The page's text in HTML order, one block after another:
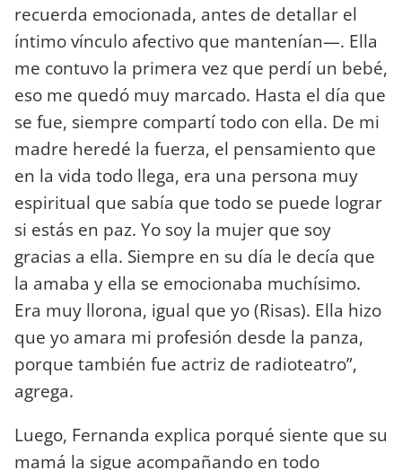
recuerda emocionada, antes de detallar el
íntimo vínculo afectivo que mantenían—. Ella
me contuvo la primera vez que perdí un bebé,
eso me quedó muy marcado. Hasta el día que
se fue, siempre compartí todo con ella. De mi
madre heredé la fuerza, el pensamiento que
en la vida todo llega, era una persona muy
espiritual que sabía que todo se puede lograr
si estás en paz. Yo soy la mujer que soy
gracias a ella. Siempre en su día le decía que
la amaba y ella se emocionaba muchísimo.
Era muy llorona, igual que yo (Risas). Ella hizo
que yo amara mi profesión desde la panza,
porque también fue actriz de radioteatro”,
agrega.
Luego, Fernanda explica porqué siente que su
mamá la sigue acompañando en todo